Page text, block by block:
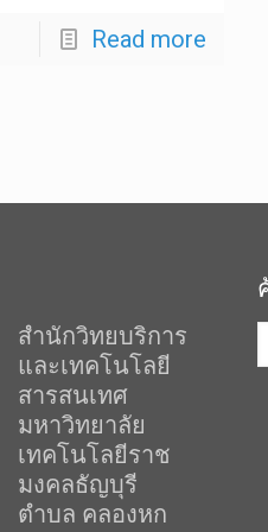
Read more
สำนักวิทยบริการ
และเทคโนโลยี
สารสนเทศ
มหาวิทยาลัย
เทคโนโลยีราช
มงคลธัญบุรี
ตำบล คลองหก